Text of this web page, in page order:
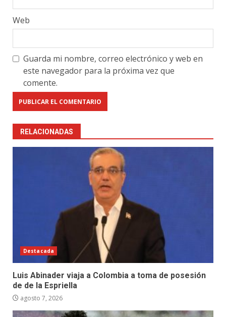
Web
Guarda mi nombre, correo electrónico y web en
este navegador para la próxima vez que
comente.
RELACIONADAS
Destacada
Luis Abinader viaja a Colombia a toma de posesión
de de la Espriella
agosto 7, 2026